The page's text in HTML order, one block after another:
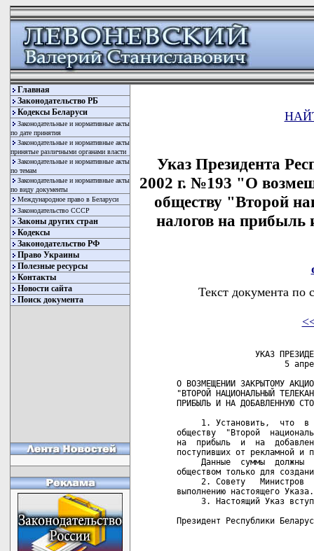
Главная
Законодательство РБ
Кодексы Беларуси
Законодательные и нормативные акты
по дате принятия
Законодательные и нормативные акты
принятые различными органами власти
Законодательные и нормативные акты
по темам
Законодательные и нормативные акты
по виду документы
Международное право в Беларуси
Законодательство СССР
Законы других стран
Кодексы
Законодательство РФ
Право Украины
Полезные ресурсы
Контакты
Новости сайта
Поиск документа
Указ Президента
2002 г. №193 "О
обществу "Второй
налогов на прибыль
Текст документа по
УКАЗ
5
О ВОЗМЕЩЕНИИ ЗАКРЫТОМУ
"ВТОРОЙ НАЦИОНАЛЬНЫЙ
ПРИБЫЛЬ И НА ДОБАВЛЕННУЮ
1. Установить,  что  в
обществу  "Второй
на  прибыль  и  на
поступивших от рекламной и
Данные  суммы  должны
обществом только для
2. Совету   Министров
выполнению настоящего Указа.
3. Настоящий Указ
Президент Республики